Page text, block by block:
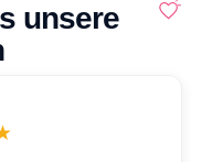
unsere